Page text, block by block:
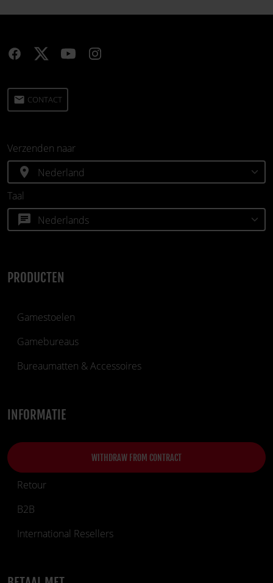
email CONTACT
PRODUCTEN
Gamestoelen
Gamebureaus
Bureaumatten & Accessoires
INFORMATIE
WITHDRAW FROM CONTRACT
Retour
B2B
International Resellers
Verzenden naar
location_on
Taal
chat